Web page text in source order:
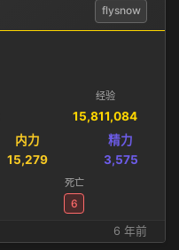
flysnow
经验
15,811,084
内力
15,279
精力
3,575
死亡
6
6 年前